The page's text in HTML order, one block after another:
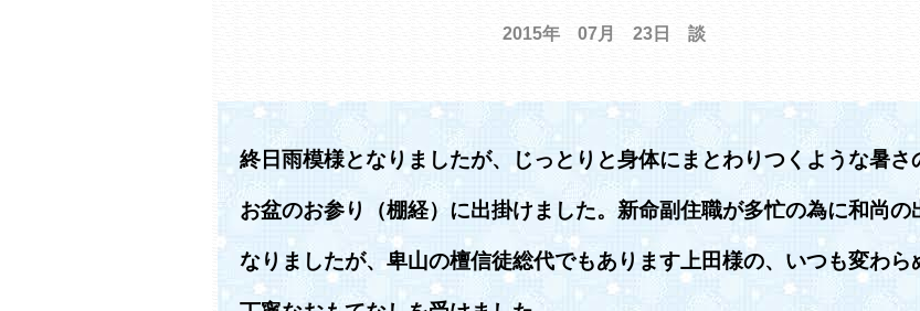
2015年 07月 23日 談
終日雨模様となりましたが、じっとりと身体にまとわりつくような暑さ
お盆のお参り（棚経）に出掛けました。新命副住職が多忙の為に和尚の
なりましたが、卑山の檀信徒総代でもあります上田様の、いつも変わら